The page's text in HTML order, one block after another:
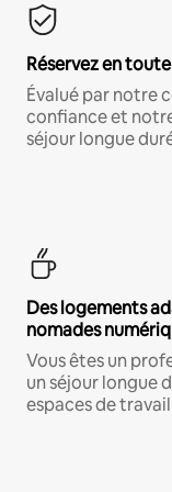
Réservez en
Évalué par notre
confiance et
séjour longue
Des logements
nomades
Vous êtes un
un séjour longue
espaces de